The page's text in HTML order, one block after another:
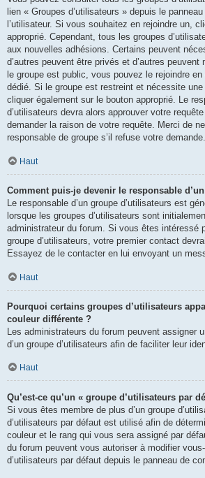
lien « Groupes d’utilisateurs » depuis le
l’utilisateur. Si vous souhaitez en rejoindre un,
approprié. Cependant, tous les groupes
aux nouvelles adhésions. Certains peuvent
d’autres peuvent être privés et d’autres
le groupe est public, vous pouvez le rejoindre
dédié. Si le groupe est restreint et nécessite
cliquer également sur le bouton approprié. Le
d’utilisateurs devra alors approuver votre
demander la raison de votre requête. Merci de
responsable de groupe s’il refuse votre demande.
Haut
Comment puis-je devenir le responsable
Le responsable d’un groupe d’utilisateurs est
lorsque les groupes d’utilisateurs sont
administrateur du forum. Si vous êtes intéressé
groupe d’utilisateurs, votre premier contact
Essayez de le contacter en lui envoyant un
Haut
Pourquoi certains groupes d’utilisateurs
couleur différente ?
Les administrateurs du forum peuvent assigner
d’un groupe d’utilisateurs afin de faciliter leur
Haut
Qu’est-ce qu’un « groupe d’utilisateurs par
Si vous êtes membre de plus d’un groupe
d’utilisateurs par défaut est utilisé afin de
couleur et le rang qui vous sera assigné par
du forum peuvent vous autoriser à modifier
d’utilisateurs par défaut depuis le panneau de